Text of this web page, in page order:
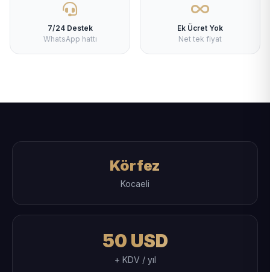
7/24 Destek
WhatsApp hattı
Ek Ücret Yok
Net tek fiyat
Körfez
Kocaeli
50 USD
+ KDV / yıl